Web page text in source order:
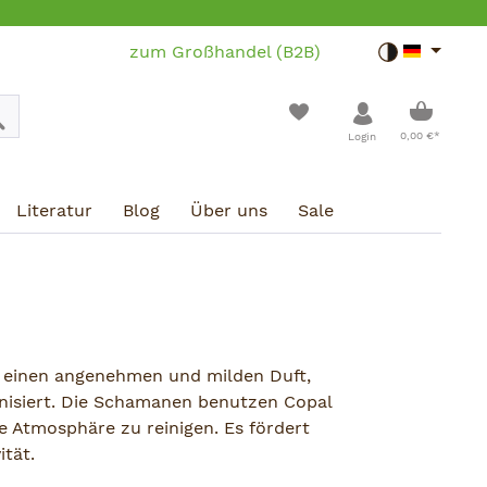
zum Großhandel (B2B)
Toggle
Login 0,00 €*
Literatur Blog Über uns Sale
angenehmen und milden Duft,
Die Schamanen benutzen Copal
Atmosphäre zu reinigen. Es fördert